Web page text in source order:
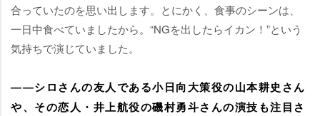
合っていたのを思い出します。とにかく、食事のシーンは、
一日中食べていましたから。“NGを出したらイカン！”という
気持ちで演じていました。
――シロさんの友人である小日向大策役の山本耕史さん
、その恋人・井上航役の磯村勇斗さんの演技も注目さ